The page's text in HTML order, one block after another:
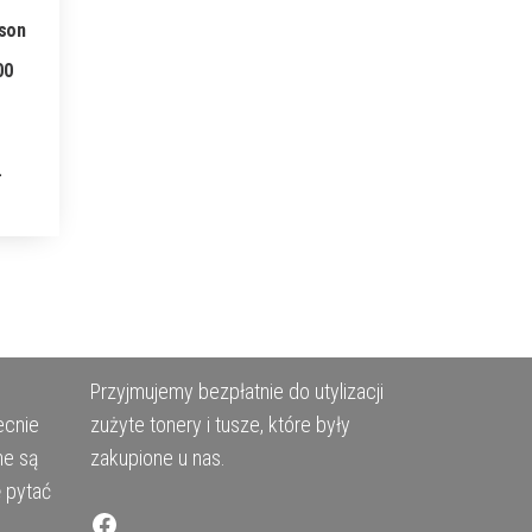
są
pytać
Przyjmujemy bezpłatnie do utylizacji
zużyte tonery i tusze, które były
zakupione u nas.
Facebook